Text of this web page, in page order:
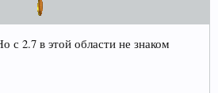
с 2.7 в этой области не знаком